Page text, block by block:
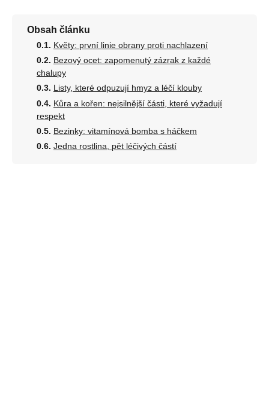
Obsah článku
Květy: první linie obrany proti nachlazení
Bezový ocet: zapomenutý zázrak z každé
chalupy
Listy, které odpuzují hmyz a léčí klouby
Kůra a kořen: nejsilnější části, které vyžadují
respekt
Bezinky: vitamínová bomba s háčkem
Jedna rostlina, pět léčivých částí